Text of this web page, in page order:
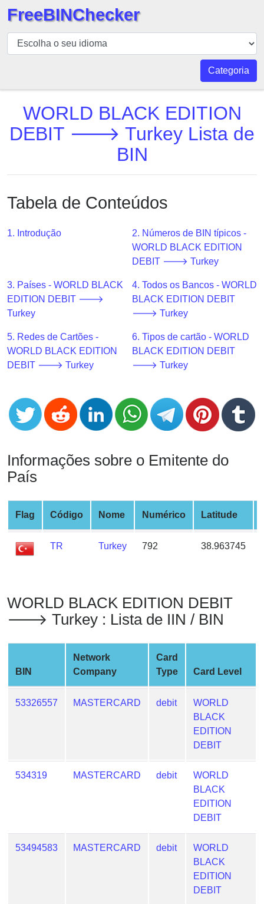
BIN
Verificador
BIN
Número
BIN
BIN
BIN
v2
Generator
from
Banks
Credit
Card
Validator
Card
Generator
Credit
Card
Generator
Generate
Credit
Card
from
BIN
Checker
Service
My
IP
Address
IP
FreeBINChecker
Categoria
WORLD BLACK EDITION
DEBIT 🡒 Turkey Lista de
BIN
Tabela de Conteúdos
1. Introdução
2. Números de BIN típicos -
WORLD BLACK EDITION
DEBIT 🡒 Turkey
3. Países - WORLD BLACK
EDITION DEBIT 🡒
Turkey
4. Todos os Bancos - WORLD
BLACK EDITION DEBIT
🡒 Turkey
5. Redes de Cartões -
WORLD BLACK EDITION
DEBIT 🡒 Turkey
6. Tipos de cartão - WORLD
BLACK EDITION DEBIT
🡒 Turkey
Informações sobre o Emitente do
País
Flag Código Nome Numérico Latitude
TR Turkey 792 38.963745
WORLD BLACK EDITION DEBIT
🡒 Turkey : Lista de IIN / BIN
BIN
Network
Company
Card
Type
Card Level
53326557 MASTERCARD debit
WORLD
BLACK
EDITION
DEBIT
534319 MASTERCARD debit
WORLD
BLACK
EDITION
DEBIT
53494583 MASTERCARD debit
WORLD
BLACK
EDITION
DEBIT